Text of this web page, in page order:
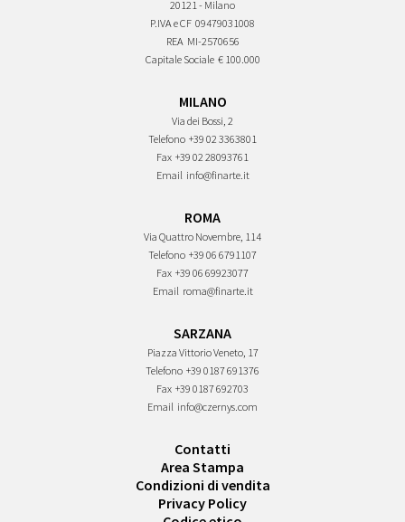
20121 - Milano
P.IVA e CF 09479031008
REA MI-2570656
Capitale Sociale € 100.000
MILANO
Via dei Bossi, 2
Telefono +39 02 3363801
Fax +39 02 28093761
Email info@finarte.it
ROMA
Via Quattro Novembre, 114
Telefono +39 06 6791107
Fax +39 06 69923077
Email roma@finarte.it
SARZANA
Piazza Vittorio Veneto, 17
Telefono +39 0187 691376
Fax +39 0187 692703
Email info@czernys.com
Contatti
Area Stampa
Condizioni di vendita
Privacy Policy